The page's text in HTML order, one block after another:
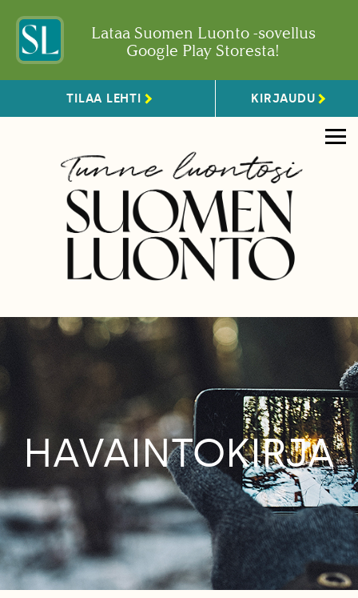
Lataa Suomen Luonto -sovellus
Google Play Storesta!
TILAA LEHTI KIRJAUDU
HAVAINTOKIRJA